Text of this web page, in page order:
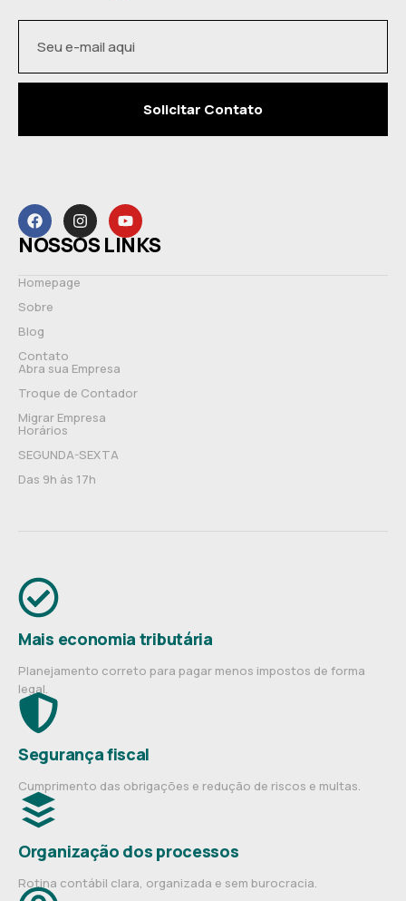
Solicitar Contato
NOSSOS LINKS
Homepage
Sobre
Blog
Contato
Abra sua Empresa
Troque de Contador
Migrar Empresa
Horários
SEGUNDA-SEXTA
Das 9h às 17h
Mais economia tributária
Planejamento correto para pagar menos impostos de forma
legal.
Segurança fiscal
Cumprimento das obrigações e redução de riscos e multas.
Organização dos processos
Rotina contábil clara, organizada e sem burocracia.